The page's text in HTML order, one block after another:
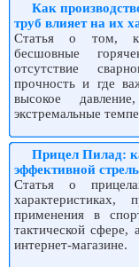
Как
труб влияет на их
Статья о том,
бесшовные
отсутствие
прочность и где
высокое
экстремальные
Прицел Пилад:
эффективной
Статья о
характеристиках,
применения в
тактической
интернет-магазине.